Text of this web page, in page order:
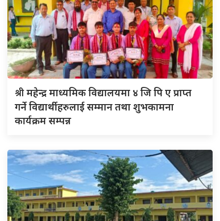
श्रीमहेन्द्र माध्यमिक विद्यालयमा ४ जि पि ए प्राप्त
गर्ने विद्यार्थीहरुलाई सम्मान तथा शुभकामना
कार्यक्रम सम्पन्न